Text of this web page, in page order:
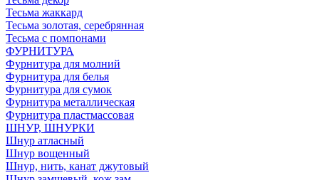
Тесьма жаккард
Тесьма золотая, серебрянная
Тесьма с помпонами
ФУРНИТУРА
Фурнитура для молний
Фурнитура для белья
Фурнитура для сумок
Фурнитура металлическая
Фурнитура пластмассовая
ШНУР, ШНУРКИ
Шнур атласный
Шнур вощенный
Шнур, нить, канат джутовый